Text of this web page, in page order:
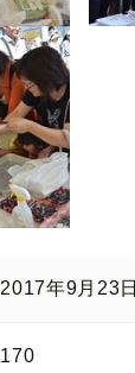
2017年9月23日
170